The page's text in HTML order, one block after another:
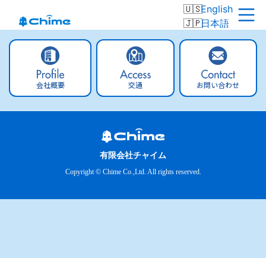
English
日本語
会社概要 交通 お問い合わせ
有限会社チャイム
Copyright © Chime Co.,Ltd. All rights reserved.